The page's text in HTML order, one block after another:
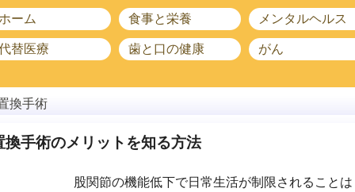
ーム 食事と栄養
メンタルヘルス
替医療
歯と口の健康 がん
換手術
換手術のメリットを知る方法
股関節の機能低下で日常生活が制限されることは